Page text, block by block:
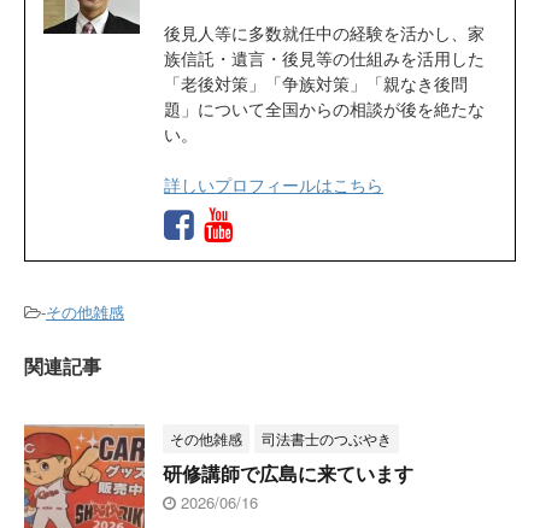
後見人等に多数就任中の経験を活かし、家
族信託・遺言・後見等の仕組みを活用した
「老後対策」「争族対策」「親なき後問
題」について全国からの相談が後を絶たな
い。
詳しいプロフィールはこちら
-その他雑感
関連記事
その他雑感 司法書士のつぶやき
研修講師で広島に来ています
2026/06/16